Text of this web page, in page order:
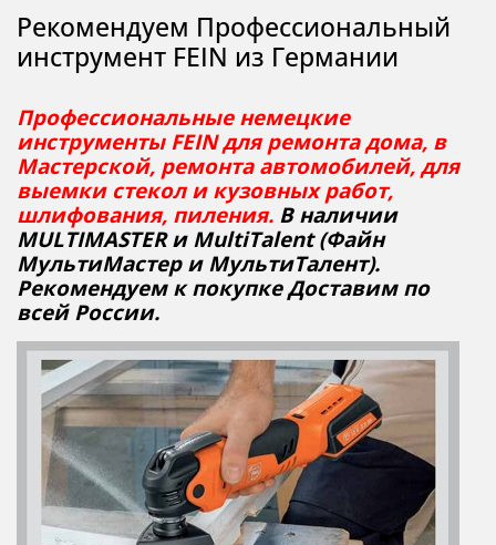
Рекомендуем Профессиональный
инструмент FEIN из Германии
Профессиональные немецкие
инструменты FEIN для ремонта дома, в
Мастерской, ремонта автомобилей, для
выемки стекол и кузовных работ,
шлифования, пиления. В наличии
MULTIMASTER и MultiTalent (Файн
МультиМастер и МультиТалент).
Рекомендуем к покупке Доставим по
всей России.